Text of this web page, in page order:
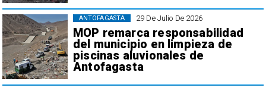
29 De Julio De 2026
MOP remarca responsabilidad
del municipio en limpieza de
piscinas aluvionales de
Antofagasta
ANTOFAGASTA